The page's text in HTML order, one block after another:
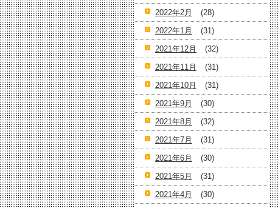
2022年2月
(28)
2022年1月
(31)
2021年12月
(32)
2021年11月
(31)
2021年10月
(31)
2021年9月
(30)
2021年8月
(32)
2021年7月
(31)
2021年6月
(30)
2021年5月
(31)
2021年4月
(30)